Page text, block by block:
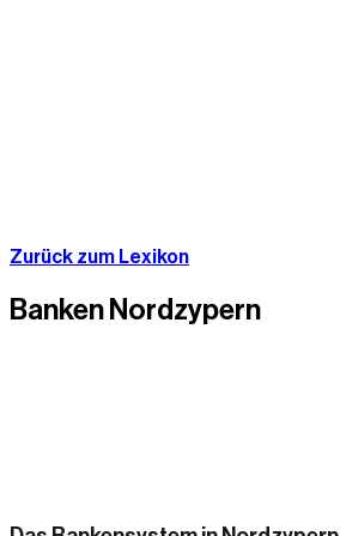
Zurück zum Lexikon
Banken Nordzypern